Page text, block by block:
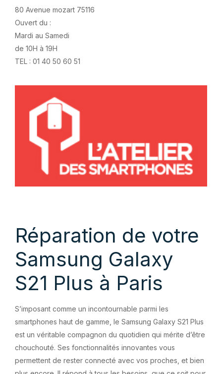
80 Avenue mozart 75116
Ouvert du :
Mardi au Samedi
de 10H à 19H
TEL : 01 40 50 60 51
Réparation de votre
Samsung Galaxy
S21 Plus à Paris
S’imposant comme un incontournable parmi les
smartphones haut de gamme, le Samsung Galaxy S21 Plus
est un véritable compagnon du quotidien qui mérite d’être
chouchouté. Ses fonctionnalités innovantes vous
permettent de rester connecté avec vos proches, et bien